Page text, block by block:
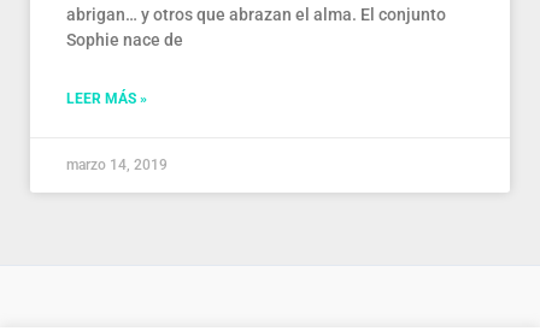
abrigan… y otros que abrazan el alma. El conjunto
Sophie nace de
LEER MÁS »
marzo 14, 2019